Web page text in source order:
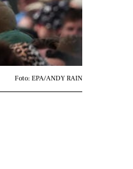
Foto: EPA/ANDY RAIN